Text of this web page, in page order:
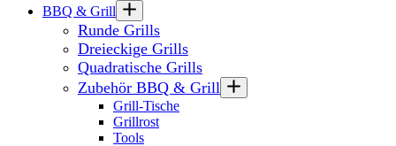
BBQ & Grill
Runde Grills
Dreieckige Grills
Quadratische Grills
Zubehör BBQ & Grill
Grill-Tische
Grillrost
Tools